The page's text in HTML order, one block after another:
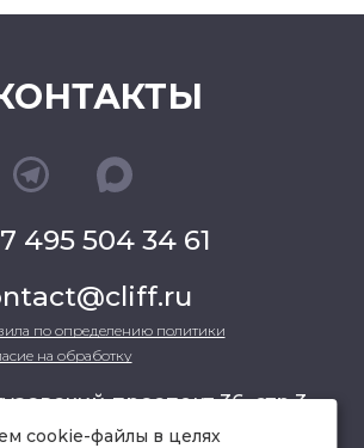
495 504 34 61
по определению политики
на обработку
проспект 36, стр.3 ,
офис 301
cookie-файлы в целях